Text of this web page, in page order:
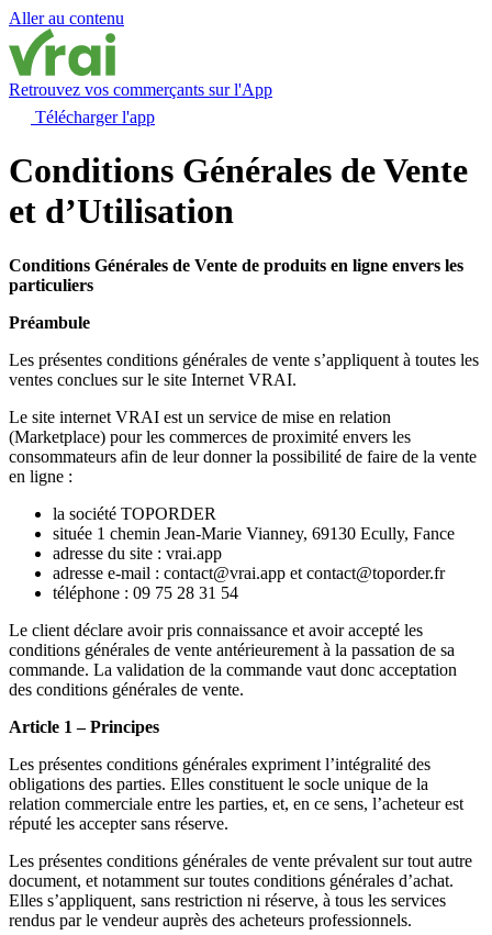
Aller au contenu
Retrouvez vos commerçants sur l'App
Télécharger l'app
Conditions Générales de Vente
et d’Utilisation
Conditions Générales de Vente de produits en ligne envers les
particuliers
Préambule
Les présentes conditions générales de vente s’appliquent à toutes les
ventes conclues sur le site Internet VRAI.
Le site internet VRAI est un service de mise en relation
(Marketplace) pour les commerces de proximité envers les
consommateurs afin de leur donner la possibilité de faire de la vente
en ligne :
la société TOPORDER
située 1 chemin Jean-Marie Vianney, 69130 Ecully, Fance
adresse du site : vrai.app
adresse e-mail : contact@vrai.app et contact@toporder.fr
téléphone : 09 75 28 31 54
Le client déclare avoir pris connaissance et avoir accepté les
conditions générales de vente antérieurement à la passation de sa
commande. La validation de la commande vaut donc acceptation
des conditions générales de vente.
Article 1 – Principes
Les présentes conditions générales expriment l’intégralité des
obligations des parties. Elles constituent le socle unique de la
relation commerciale entre les parties, et, en ce sens, l’acheteur est
réputé les accepter sans réserve.
Les présentes conditions générales de vente prévalent sur tout autre
document, et notamment sur toutes conditions générales d’achat.
Elles s’appliquent, sans restriction ni réserve, à tous les services
rendus par le vendeur auprès des acheteurs professionnels.